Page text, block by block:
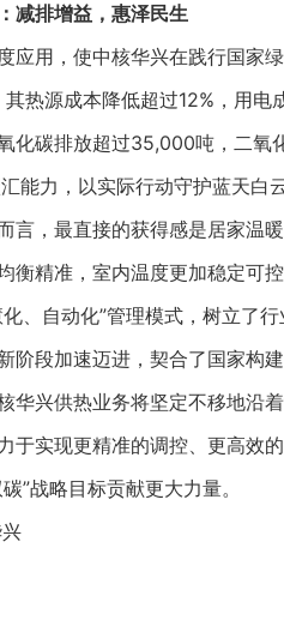
减排增益，惠泽民生
用，使中核华兴在践行国家绿
热源成本降低超过12%，用
化碳排放超过35,000吨，二氧
能力，以实际行动守护蓝天白
，最直接的获得感是居家温暖
衡精准，室内温度更加稳定可
、自动化”管理模式，树立了
阶段加速迈进，契合了国家构
兴供热业务将坚定不移地沿着
于实现更精准的调控、更高效
”战略目标贡献更大力量。